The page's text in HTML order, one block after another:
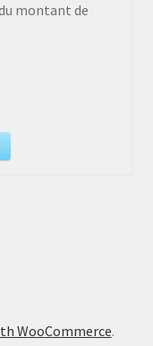
montant de
WooCommerce.